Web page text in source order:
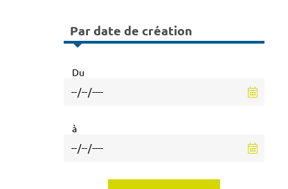
Par date de création
Du
à